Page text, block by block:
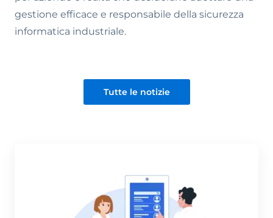
gestione efficace e responsabile della sicurezza
informatica industriale.
Tutte le notizie